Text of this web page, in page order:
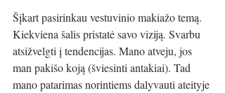
Šįkart pasirinkau vestuvinio makiažo temą.
Kiekviena šalis pristatė savo viziją. Svarbu
atsižvelgti į tendencijas. Mano atveju, jos
man pakišo koją (šviesinti antakiai). Tad
mano patarimas norintiems dalyvauti ateityje